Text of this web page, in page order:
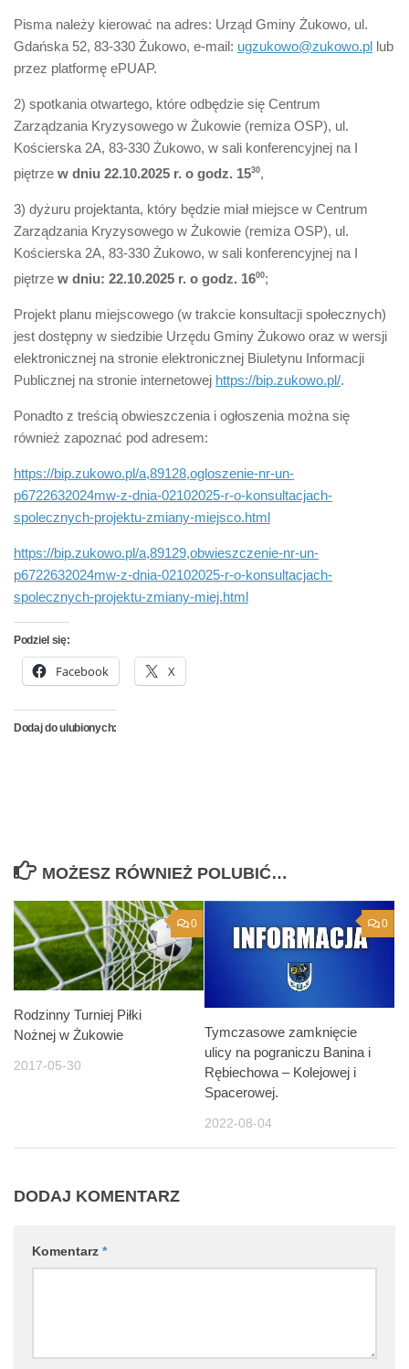
Pisma należy kierować na adres: Urząd Gminy Żukowo, ul.
Gdańska 52, 83-330 Żukowo, e-mail: ugzukowo@zukowo.pl lub
przez platformę ePUAP.
2) spotkania otwartego, które odbędzie się Centrum
Zarządzania Kryzysowego w Żukowie (remiza OSP), ul.
Kościerska 2A, 83-330 Żukowo, w sali konferencyjnej na I
piętrze w dniu 22.10.2025 r. o godz. 1530,
3) dyżuru projektanta, który będzie miał miejsce w Centrum
Zarządzania Kryzysowego w Żukowie (remiza OSP), ul.
Kościerska 2A, 83-330 Żukowo, w sali konferencyjnej na I
piętrze w dniu: 22.10.2025 r. o godz. 1600;
Projekt planu miejscowego (w trakcie konsultacji społecznych)
jest dostępny w siedzibie Urzędu Gminy Żukowo oraz w wersji
elektronicznej na stronie elektronicznej Biuletynu Informacji
Publicznej na stronie internetowej https://bip.zukowo.pl/.
Ponadto z treścią obwieszczenia i ogłoszenia można się
również zapoznać pod adresem:
https://bip.zukowo.pl/a,89128,ogloszenie-nr-un-
p6722632024mw-z-dnia-02102025-r-o-konsultacjach-
spolecznych-projektu-zmiany-miejsco.html
https://bip.zukowo.pl/a,89129,obwieszczenie-nr-un-
p6722632024mw-z-dnia-02102025-r-o-konsultacjach-
spolecznych-projektu-zmiany-miej.html
Podziel się:
Facebook X
Dodaj do ulubionych:
MOŻESZ RÓWNIEŻ POLUBIĆ…
0
Rodzinny Turniej Piłki
Nożnej w Żukowie
2017-05-30
0
Tymczasowe zamknięcie
ulicy na pograniczu Banina i
Rębiechowa – Kolejowej i
Spacerowej.
2022-08-04
DODAJ KOMENTARZ
Komentarz *